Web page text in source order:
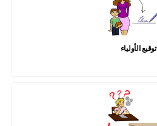
توقيع الأولياء